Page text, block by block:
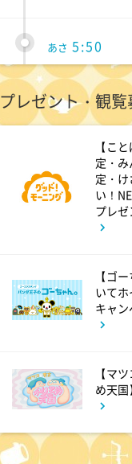
あさ 5:50
ANNニュース
グッド!モーニ
8:00
行が思い出の
旅&世界遺産特
1泊家族 傑作
タイプスリップ
らしをする衝
プレゼント・観
【こ
定・
定・
い！
プレゼ
【ゴ
いて
キャ
【マ
め天